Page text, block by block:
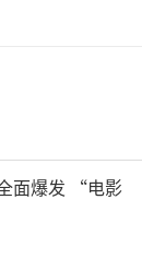
面爆发 “电影